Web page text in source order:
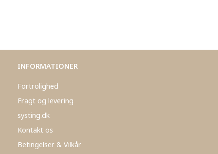
INFORMATIONER
Fortrolighed
Fragt og levering
systing.dk
Kontakt os
Betingelser & Vilkår